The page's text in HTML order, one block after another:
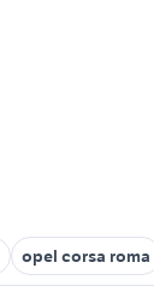
opel corsa roma